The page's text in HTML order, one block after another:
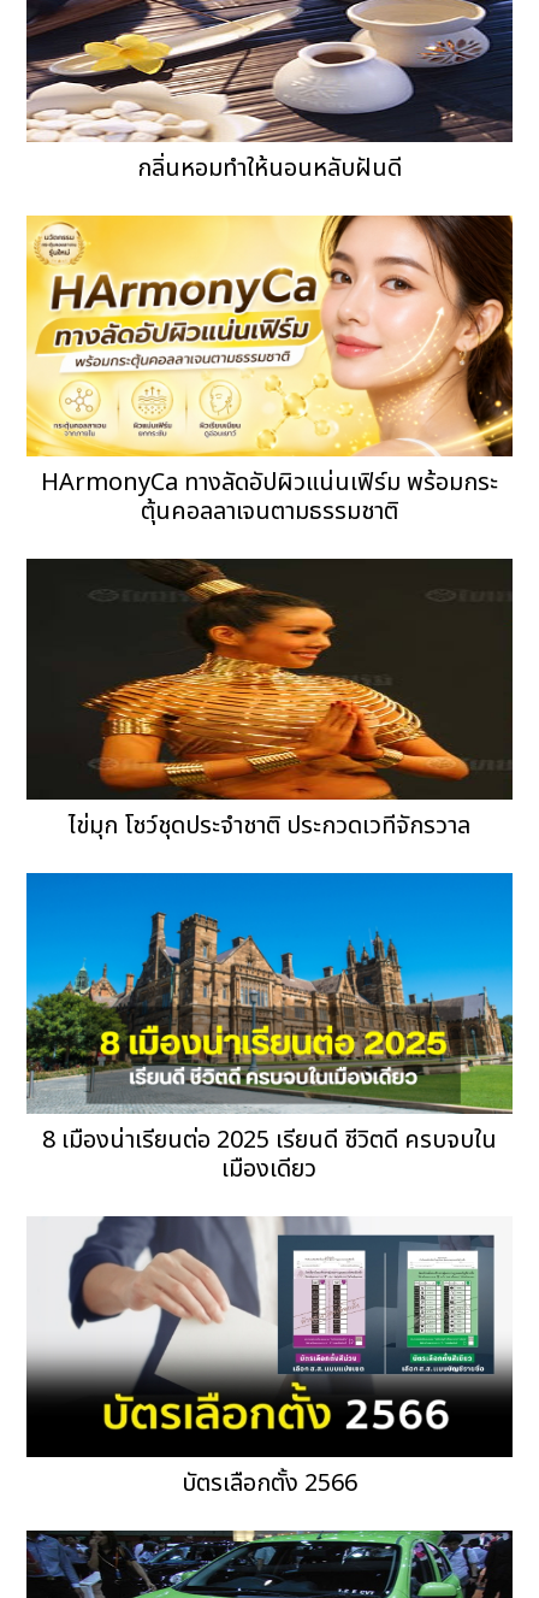
กลิ่นหอมทำให้นอนหลับฝันดี
HArmonyCa ทางลัดอัปผิวแน่นเฟิร์ม พร้อมกระ
ตุ้นคอลลาเจนตามธรรมชาติ
ไข่มุก โชว์ชุดประจำชาติ ประกวดเวทีจักรวาล
8 เมืองน่าเรียนต่อ 2025 เรียนดี ชีวิตดี ครบจบใน
เมืองเดียว
บัตรเลือกตั้ง 2566